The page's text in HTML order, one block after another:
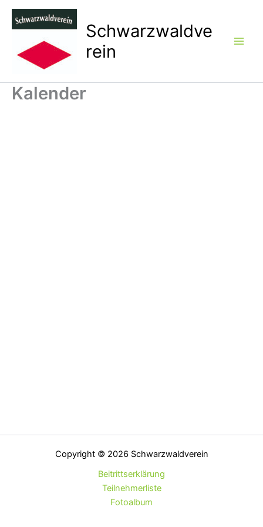
Zum
Inhalt
Schwarzwaldve
rein
Kalender
Copyright © 2026 Schwarzwaldverein
Beitrittserklärung
Teilnehmerliste
Fotoalbum